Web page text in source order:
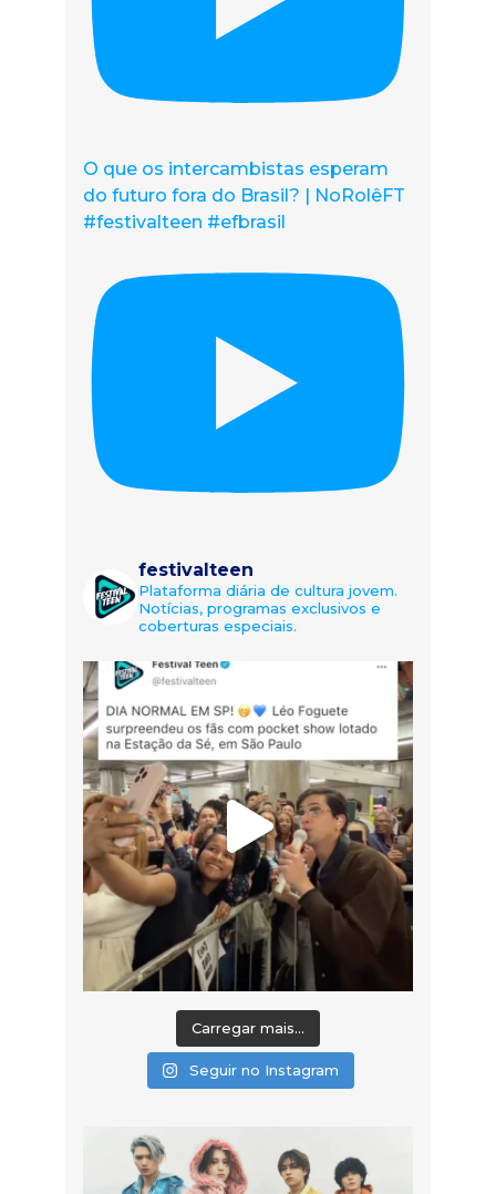
O que os intercambistas esperam
do futuro fora do Brasil? | NoRolêFT
#festivalteen #efbrasil
festivalteen
Plataforma diária de cultura jovem.
Notícias, programas exclusivos e
coberturas especiais.
Carregar mais...
Seguir no Instagram